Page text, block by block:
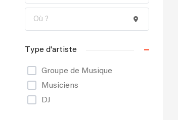
Type d'artiste
Groupe de Musique
Musiciens
DJ